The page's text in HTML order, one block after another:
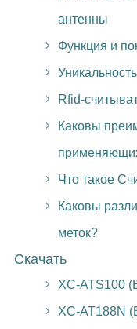
антенны
Функция и
Rfid-
Каковы
Что такое
Каковы
меток?
Скачать
XC-ATS100
XC-AT188N